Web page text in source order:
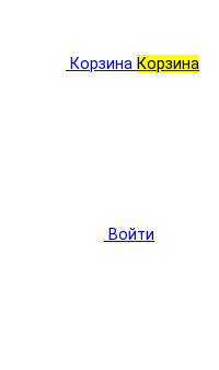
Корзина Корзина
Войти